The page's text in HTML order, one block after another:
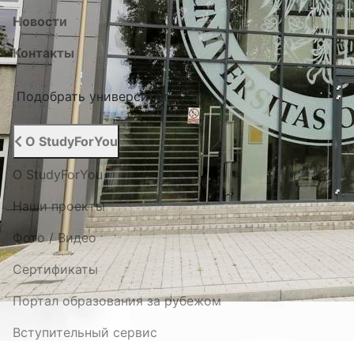
Новости
Контакты
Подобрать университет
О StudyForYou
О StudyForYou
Наши проекты
Фото / Видео
Cертификаты
Портал образования за рубежом
Вступительный сервис